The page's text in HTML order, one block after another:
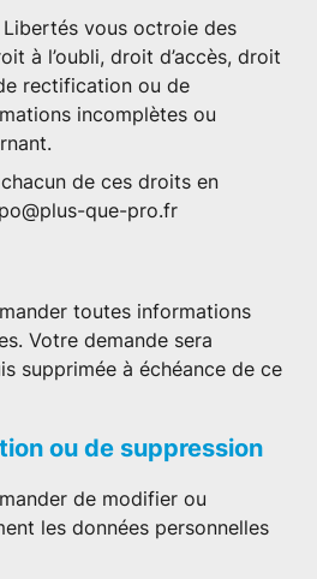
vous octroie des
à l’oubli, droit d’accès, droit
rectification ou de
incomplètes ou
de ces droits en
que-pro.fr
toutes informations
Votre demande sera
supprimée à échéance de ce
ou de suppression
de modifier ou
les données personnelles